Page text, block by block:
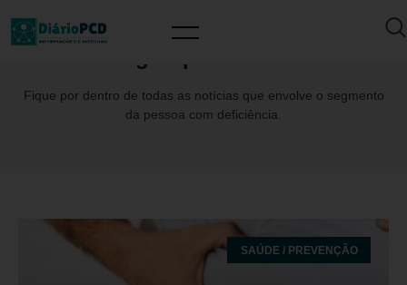
Fique por dentro de todas as notícias que envolve o segmento
da pessoa com deficiência.
SAÚDE / PREVENÇÃO